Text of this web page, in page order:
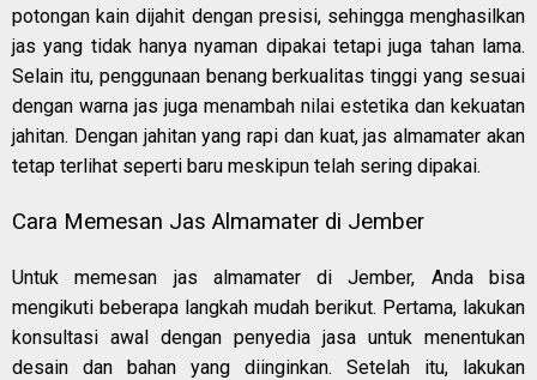
potongan kain dijahit dengan presisi, sehingga menghasilkan
jas yang tidak hanya nyaman dipakai tetapi juga tahan lama.
Selain itu, penggunaan benang berkualitas tinggi yang sesuai
dengan warna jas juga menambah nilai estetika dan kekuatan
jahitan. Dengan jahitan yang rapi dan kuat, jas almamater akan
tetap terlihat seperti baru meskipun telah sering dipakai.
Cara Memesan Jas Almamater di Jember
Untuk memesan jas almamater di Jember, Anda bisa
mengikuti beberapa langkah mudah berikut. Pertama, lakukan
konsultasi awal dengan penyedia jasa untuk menentukan
desain dan bahan yang diinginkan. Setelah itu, lakukan